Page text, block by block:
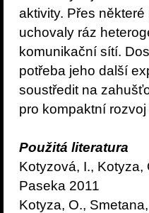
aktivity. Přes
uchovaly ráz
komunikační sítí.
potřeba jeho další
soustředit na
pro kompaktní
Použitá literatura
Kotyzová, I., Kotyza,
Paseka 2011
Kotyza, O.,